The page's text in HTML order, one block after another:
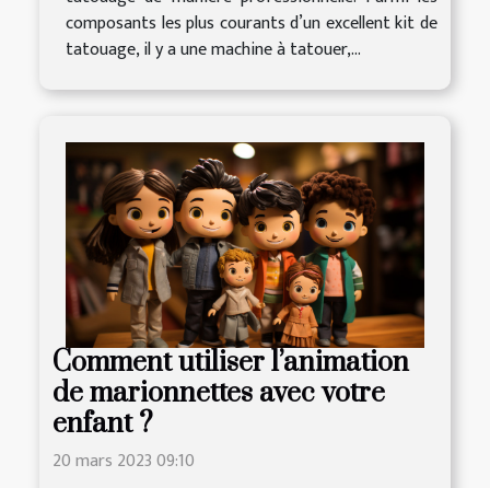
composants les plus courants d’un excellent kit de
tatouage, il y a une machine à tatouer,...
Comment utiliser l’animation
de marionnettes avec votre
enfant ?
20 mars 2023 09:10